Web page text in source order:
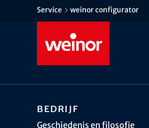
Service weinor configurator
Bedrijf
Geschiedenis en filosofie